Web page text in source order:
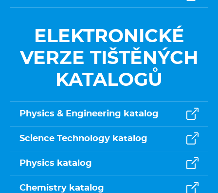
ELEKTRONICKÉ
VERZE TIŠTĚNÝCH
KATALOGŮ
Physics & Engineering katalog
Science Technology katalog
Physics katalog
Chemistry katalog